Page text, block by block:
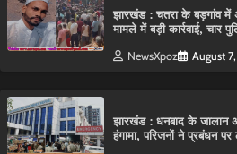
झारखंड : चतरा के बड़गांव में
मामले में बड़ी कार्रवाई, चार
NewsXpoz August
झारखंड : धनबाद के जालान
हंगामा, परिजनों ने प्रबंधन